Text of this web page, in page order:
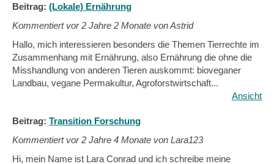
Beitrag: (Lokale) Ernährung
Kommentiert vor2 Jahre 2 Monate von Astrid
Hallo, mich interessieren besonders die Themen Tierrechte im
Zusammenhang mit Ernährung, also Ernährung die ohne die
Misshandlung von anderen Tieren auskommt: bioveganer
Landbau, vegane Permakultur, Agroforstwirtschaft...
Ansicht
Beitrag: Transition Forschung
Kommentiert vor2 Jahre 4 Monate von Lara123
Hi, mein Name ist Lara Conrad und ich schreibe meine